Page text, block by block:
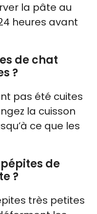
la pâte au
heures avant
de chat
?
pas été cuites
la cuisson
ce que les
de
?
très petites